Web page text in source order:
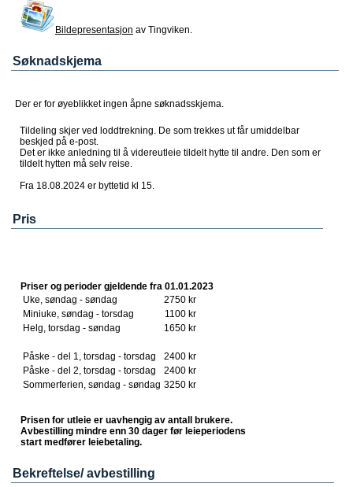
Bildepresentasjon av Tingviken.
Søknadskjema
Der er for øyeblikket ingen åpne søknadsskjema.
Tildeling skjer ved loddtrekning. De som trekkes ut får umiddelbar
beskjed på e-post.
Det er ikke anledning til å videreutleie tildelt hytte til andre. Den som er
tildelt hytten må selv reise.
Fra 18.08.2024 er byttetid kl 15.
Pris
Priser og perioder gjeldende fra 01.01.2023
Uke, søndag - søndag
2750 kr
Miniuke, søndag - torsdag
1100 kr
Helg, torsdag - søndag
1650 kr
Påske - del 1, torsdag - torsdag
2400 kr
Påske - del 2, torsdag - torsdag
2400 kr
Sommerferien, søndag - søndag 3250 kr
Prisen for utleie er uavhengig av antall brukere.
Avbestilling mindre enn 30 dager før leieperiodens
start medfører leiebetaling.
Bekreftelse/ avbestilling